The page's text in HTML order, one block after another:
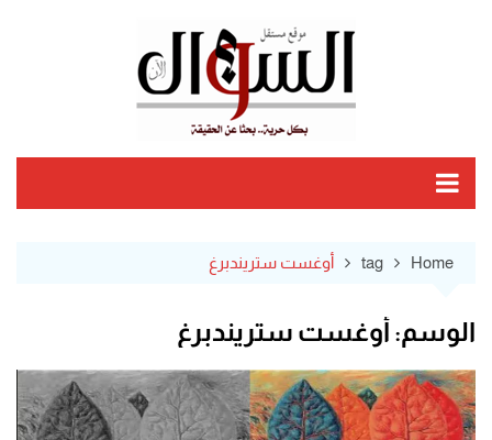
Home
tag أوغست ستريندبرغ
الوسم: أوغست ستريندبرغ